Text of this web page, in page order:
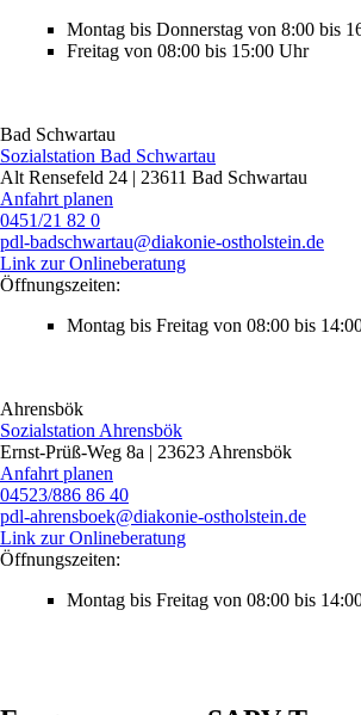
Montag bis Donnerstag von 8:00 bis
Freitag von 08:00 bis 15:00 Uhr
Bad Schwartau
Sozialstation Bad Schwartau
Alt Rensefeld 24 | 23611 Bad Schwartau
Anfahrt planen
0451/21 82 0
pdl‑badschwartau@diakonie-ostholstein.de
Link zur Onlineberatung
Öffnungszeiten:
Montag bis Freitag von 08:00 bis
Ahrensbök
Sozialstation Ahrensbök
Ernst-Prüß-Weg 8a | 23623 Ahrensbök
Anfahrt planen
04523/886 86 40
pdl‑ahrensboek@diakonie-ostholstein.de
Link zur Onlineberatung
Öffnungszeiten:
Montag bis Freitag von 08:00 bis